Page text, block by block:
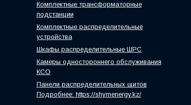
Комплектные трансформаторные
подстанции
Комплектные распределительные
устройства
Шкафы распределительные ШРС
Камеры одностороннего обслуживания
КСО
Панели распределительных щитов
Подробнее: https://shymenergy.kz/